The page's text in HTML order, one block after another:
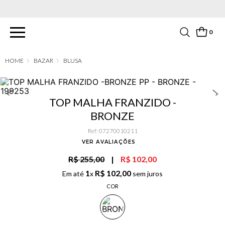
0
BAZAR BLUSA
TOP MALHA FRANZIDO -
BRONZE
Ref: 07270010211
VER AVALIAÇÕES
R$ 255,00 | R$ 102,00
Em até 1x R$ 102,00 sem juros
COR